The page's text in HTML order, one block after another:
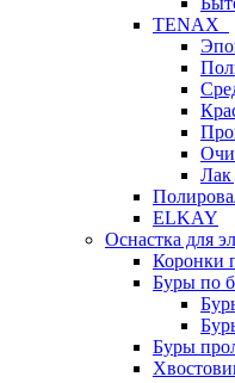
TENAX
Лак
ELKAY
Оснастка для
Коронки
Буры по
Буры